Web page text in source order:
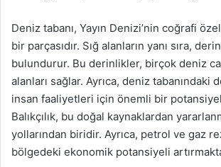
Deniz tabanı, Yayın Denizi’nin coğrafi
bir parçasıdır. Sığ alanların yanı sıra,
bulundurur. Bu derinlikler, birçok deniz
alanları sağlar. Ayrıca, deniz tabanındaki
insan faaliyetleri için önemli bir
Balıkçılık, bu doğal kaynaklardan
yollarından biridir. Ayrıca, petrol ve gaz
bölgedeki ekonomik potansiyeli